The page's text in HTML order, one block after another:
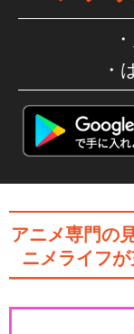
アニメ専門の
ニメライフ